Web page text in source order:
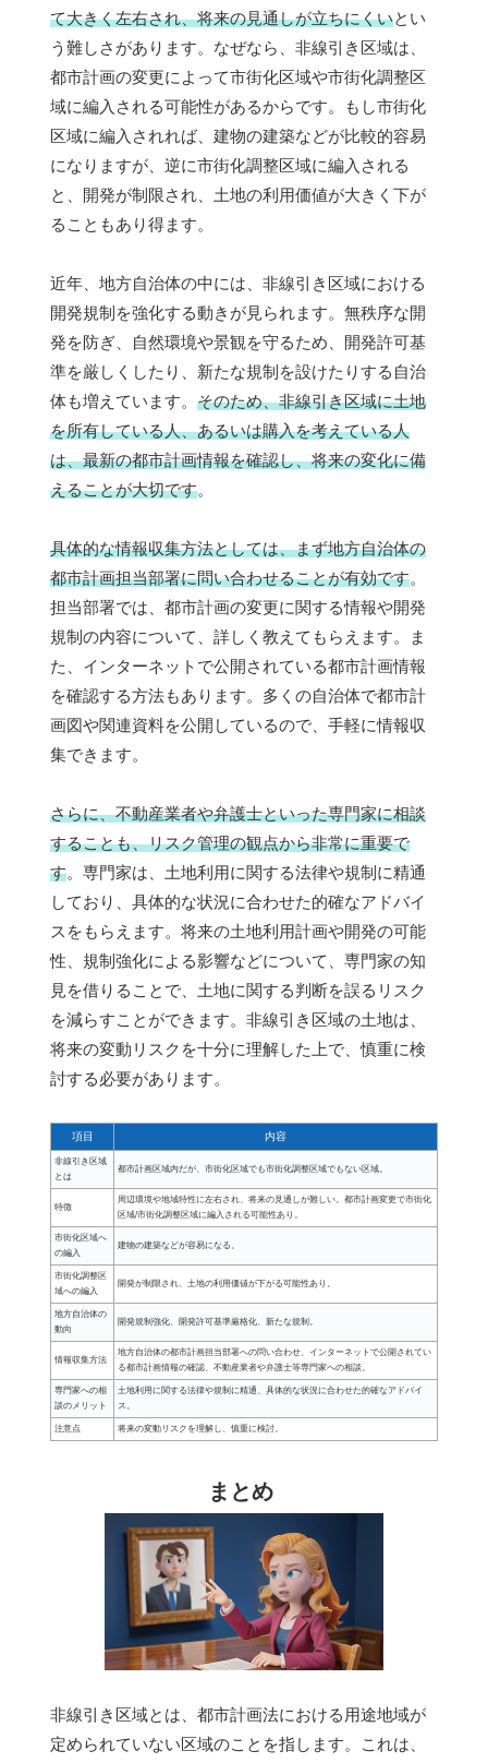
て大きく左右され、将来の見通しが立ちにくいとい
う難しさがあります。なぜなら、非線引き区域は、
都市計画の変更によって市街化区域や市街化調整区
域に編入される可能性があるからです。もし市街化
区域に編入されれば、建物の建築などが比較的容易
になりますが、逆に市街化調整区域に編入される
と、開発が制限され、土地の利用価値が大きく下が
ることもあり得ます。
近年、地方自治体の中には、非線引き区域における
開発規制を強化する動きが見られます。無秩序な開
発を防ぎ、自然環境や景観を守るため、開発許可基
準を厳しくしたり、新たな規制を設けたりする自治
体も増えています。 そのため、非線引き区域に土地
を所有している人、あるいは購入を考えている人
は、最新の都市計画情報を確認し、将来の変化に備
えることが大切です。
具体的な情報収集方法としては、まず地方自治体の
都市計画担当部署に問い合わせることが有効です。
担当部署では、都市計画の変更に関する情報や開発
規制の内容について、詳しく教えてもらえます。ま
た、インターネットで公開されている都市計画情報
を確認する方法もあります。多くの自治体で都市計
画図や関連資料を公開しているので、手軽に情報収
集できます。
さらに、不動産業者や弁護士といった専門家に相談
することも、リスク管理の観点から非常に重要で
す。専門家は、土地利用に関する法律や規制に精通
しており、具体的な状況に合わせた的確なアドバイ
スをもらえます。将来の土地利用計画や開発の可能
性、規制強化による影響などについて、専門家の知
見を借りることで、土地に関する判断を誤るリスク
を減らすことができます。非線引き区域の土地は、
将来の変動リスクを十分に理解した上で、慎重に検
討する必要があります。
項目 内容
非線引き区域
とは
都市計画区域内だが、市街化区域でも市街化調整区域でもない区域。
特徴
周辺環境や地域特性に左右され、将来の見通しが難しい。都市計画変更で市街化
区域/市街化調整区域に編入される可能性あり。
市街化区域へ
の編入
建物の建築などが容易になる。
市街化調整区
域への編入
開発が制限され、土地の利用価値が下がる可能性あり。
地方自治体の
動向
開発規制強化、開発許可基準厳格化、新たな規制。
情報収集方法
地方自治体の都市計画担当部署への問い合わせ、インターネットで公開されてい
る都市計画情報の確認、不動産業者や弁護士等専門家への相談。
専門家への相
談のメリット
土地利用に関する法律や規制に精通、具体的な状況に合わせた的確なアドバイ
ス。
注意点 将来の変動リスクを理解し、慎重に検討。
まとめ
非線引き区域とは、都市計画法における用途地域が
定められていない区域のことを指します。これは、